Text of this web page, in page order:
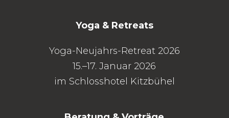
Yoga & Retreats
Yoga-Neujahrs-Retreat 2026
15.–17. Januar 2026
im Schlosshotel Kitzbühel